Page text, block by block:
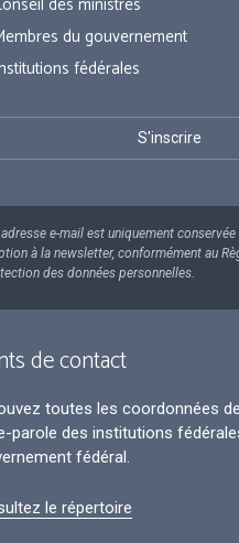
du gouvernement
fédérales
e-mail est uniquement
à la newsletter, conformément au
des données personnelles.
de contact
toutes les coordonnées
parole des institutions
fédéral.
le répertoire